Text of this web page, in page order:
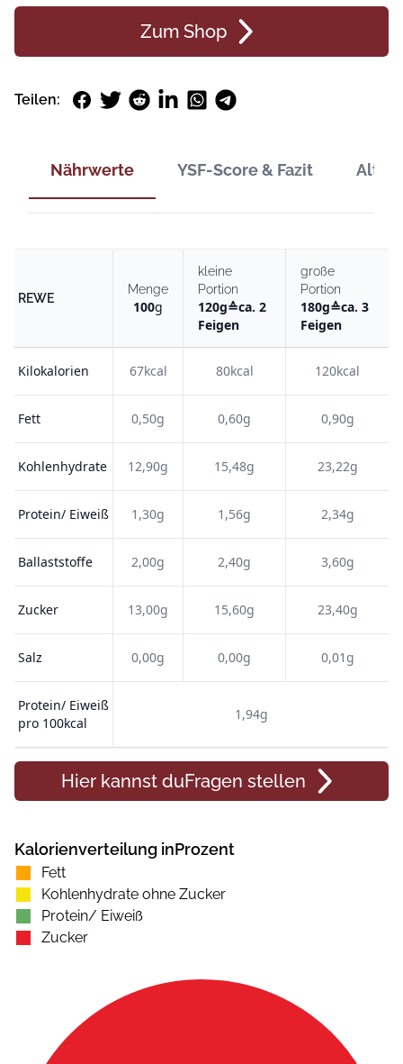
Zum Shop
Teilen: Facebook
TwitterRedditLinkedInWhatsApp
Telegram
Nährwerte YSF-Score & Fazit
REWE
Menge
100g
kleine
Portion
120g≙ca. 2
Feigen
große
Portion
180g≙ca. 3
Feigen
Kilokalorien 67kcal 80kcal 120kcal
Fett 0,50g 0,60g 0,90g
Kohlenhydrate 12,90g 15,48g 23,22g
Protein/ Eiweiß 1,30g 1,56g 2,34g
Ballaststoffe 2,00g 2,40g 3,60g
Zucker 13,00g 15,60g 23,40g
Salz 0,00g 0,00g 0,01g
Protein/ Eiweiß
pro 100kcal
1,94g
Hier kannst duFragen stellen
Kalorienverteilung inProzent
Fett
Kohlenhydrate ohne Zucker
Protein/ Eiweiß
Zucker